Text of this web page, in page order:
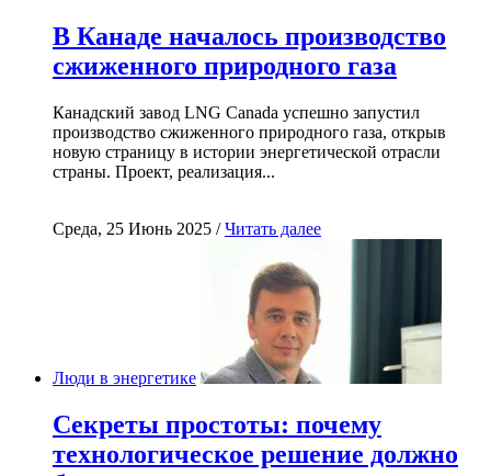
В Канаде началось производство
сжиженного природного газа
Канадский завод LNG Canada успешно запустил
производство сжиженного природного газа, открыв
новую страницу в истории энергетической отрасли
страны. Проект, реализация...
Среда, 25 Июнь 2025 /Читать далее
Люди в энергетике
Секреты простоты: почему
технологическое решение должно